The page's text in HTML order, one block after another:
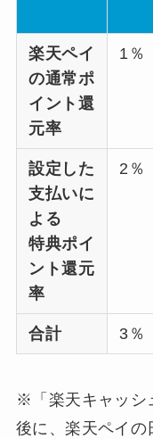
楽天ペイ
の通常ポ
イント還
元率
1％
設定した
支払いに
よる
特典ポイ
ント還元
率
2％
合計 3％
※「楽天キャッシ
後に、楽天ペイの